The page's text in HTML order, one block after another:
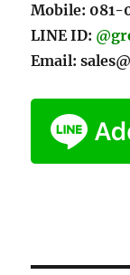
Mobile:
LINE ID:
Email: